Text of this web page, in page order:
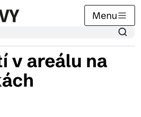
Menu
v areálu na